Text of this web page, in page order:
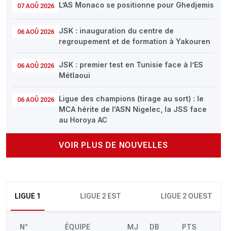
07 AOÛ 2026 L’AS Monaco se positionne pour Ghedjemis
06 AOÛ 2026
JSK : inauguration du centre de
regroupement et de formation à Yakouren
06 AOÛ 2026
JSK : premier test en Tunisie face à l’ES
Métlaoui
06 AOÛ 2026
Ligue des champions (tirage au sort) : le
MCA hérite de l'ASN Nigelec, la JSS face
au Horoya AC
VOIR PLUS DE NOUVELLES
LIGUE 1 LIGUE 2 EST LIGUE 2 OUEST
N° ÉQUIPE MJ DB PTS